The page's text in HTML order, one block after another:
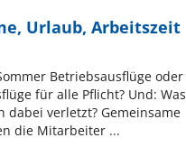
Urlaub, Arbeitszeit
Betriebsausflüge oder
für alle Pflicht? Und: Was
dabei verletzt? Gemeinsame
die Mitarbeiter ...